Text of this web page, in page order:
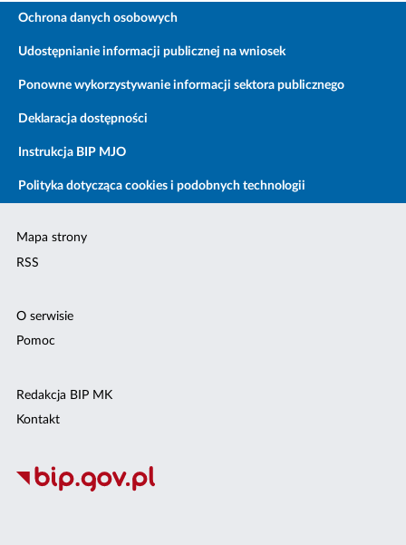
Ochrona danych osobowych
Udostępnianie informacji publicznej na wniosek
Ponowne wykorzystywanie informacji sektora publicznego
Deklaracja dostępności
Instrukcja BIP MJO
Polityka dotycząca cookies i podobnych technologii
Mapa strony
RSS
O serwisie
Pomoc
Redakcja BIP MK
Kontakt